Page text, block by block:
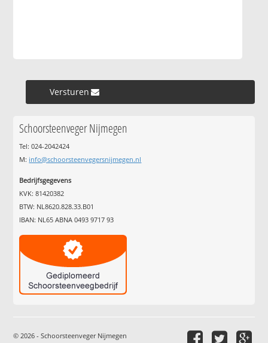
Versturen »
Schoorsteenveger Nijmegen
Tel: 024-2042424
M: info@schoorsteenvegersnijmegen.nl
Bedrijfsgegevens
KVK: 81420382
BTW: NL8620.828.33.B01
IBAN: NL65 ABNA 0493 9717 93
© 2026 - Schoorsteenveger Nijmegen